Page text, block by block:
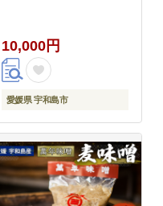
海産干物 藻塩 干物 ヒ
モノ ひもの 朝食 和食
焼くだけ 簡単調理 便利
一人暮らし 小分け 真空
愛媛 宇和島 D010-
008002
10,000円
愛媛県 宇和島市